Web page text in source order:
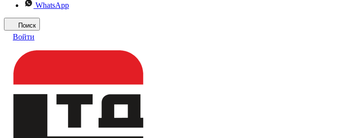
WhatsApp
Поиск
Войти